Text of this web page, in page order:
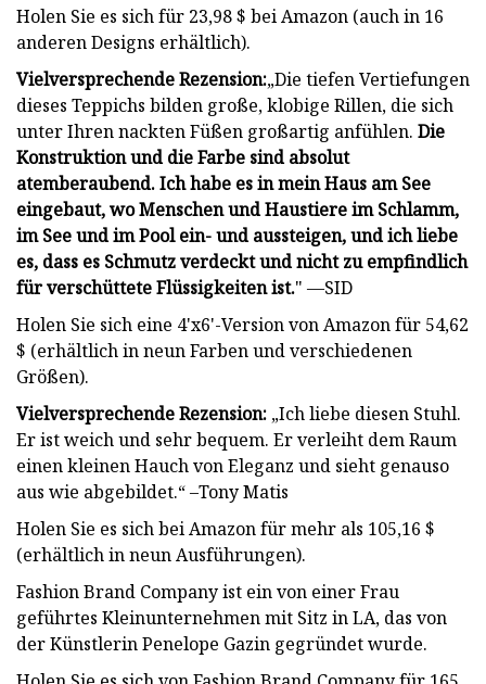
Holen Sie es sich für 23,98 $ bei Amazon (auch in 16
anderen Designs erhältlich).
Vielversprechende Rezension:„Die tiefen Vertiefungen
dieses Teppichs bilden große, klobige Rillen, die sich
unter Ihren nackten Füßen großartig anfühlen. Die
Konstruktion und die Farbe sind absolut
atemberaubend. Ich habe es in mein Haus am See
eingebaut, wo Menschen und Haustiere im Schlamm,
im See und im Pool ein- und aussteigen, und ich liebe
es, dass es Schmutz verdeckt und nicht zu empfindlich
für verschüttete Flüssigkeiten ist." —SID
Holen Sie sich eine 4'x6'-Version von Amazon für 54,62
$ (erhältlich in neun Farben und verschiedenen
Größen).
Vielversprechende Rezension: „Ich liebe diesen Stuhl.
Er ist weich und sehr bequem. Er verleiht dem Raum
einen kleinen Hauch von Eleganz und sieht genauso
aus wie abgebildet.“ –Tony Matis
Holen Sie es sich bei Amazon für mehr als 105,16 $
(erhältlich in neun Ausführungen).
Fashion Brand Company ist ein von einer Frau
geführtes Kleinunternehmen mit Sitz in LA, das von
der Künstlerin Penelope Gazin gegründet wurde.